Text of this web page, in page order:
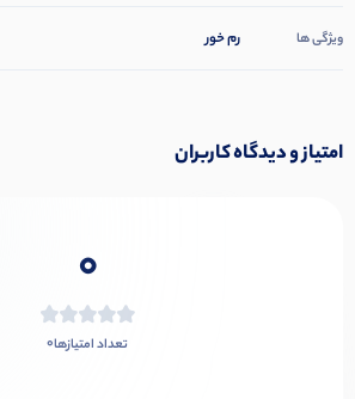
ویژگی ها رم خور
امتیاز و دیدگاه کاربران
0
تعداد امتیازها0